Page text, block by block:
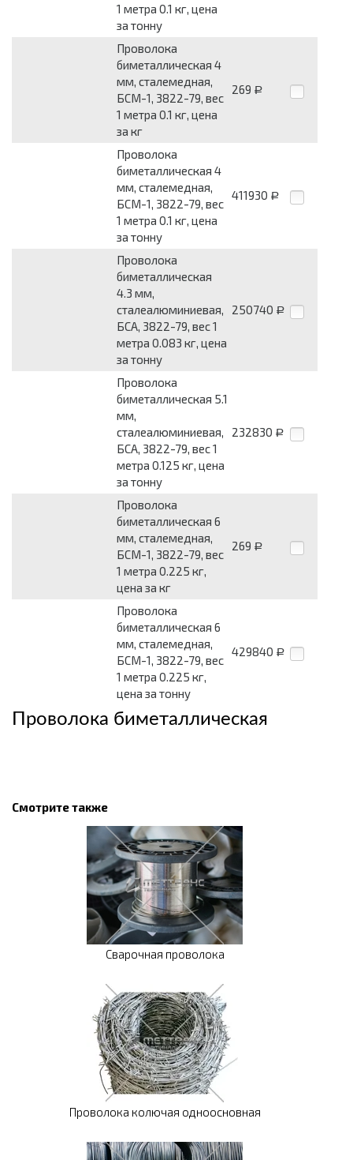
1 метра 0.1 кг, цена
за тонну
Проволока
биметаллическая 4
мм, сталемедная,
БСМ-1, 3822-79, вес
1 метра 0.1 кг, цена
за кг
269 Р
Проволока
биметаллическая 4
мм, сталемедная,
БСМ-1, 3822-79, вес
1 метра 0.1 кг, цена
за тонну
411930 Р
Проволока
биметаллическая
4.3 мм,
сталеалюминиевая,
БСА, 3822-79, вес 1
метра 0.083 кг, цена
за тонну
250740 Р
Проволока
биметаллическая 5.1
мм,
сталеалюминиевая,
БСА, 3822-79, вес 1
метра 0.125 кг, цена
за тонну
232830 Р
Проволока
биметаллическая 6
мм, сталемедная,
БСМ-1, 3822-79, вес
1 метра 0.225 кг,
цена за кг
269 Р
Проволока
биметаллическая 6
мм, сталемедная,
БСМ-1, 3822-79, вес
1 метра 0.225 кг,
цена за тонну
429840 Р
Проволока биметаллическая
Смотрите также
Сварочная проволока
Проволока колючая одноосновная